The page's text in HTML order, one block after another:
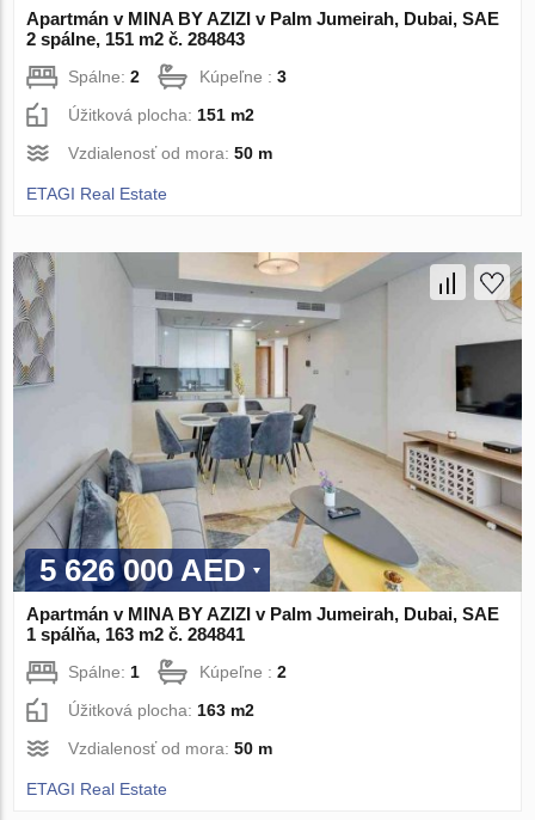
Apartmán v MINA BY AZIZI v Palm Jumeirah, Dubai, SAE
2 spálne, 151 m2 č. 284843
Spálne:2 Kúpeľne :3
Úžitková plocha: 151 m2
Vzdialenosť od mora:50 m
ETAGI Real Estate
5 626 000 AED
Apartmán v MINA BY AZIZI v Palm Jumeirah, Dubai, SAE
1 spálňa, 163 m2 č. 284841
Spálne: 1 Kúpeľne :2
Úžitková plocha: 163 m2
Vzdialenosť od mora:50 m
ETAGI Real Estate